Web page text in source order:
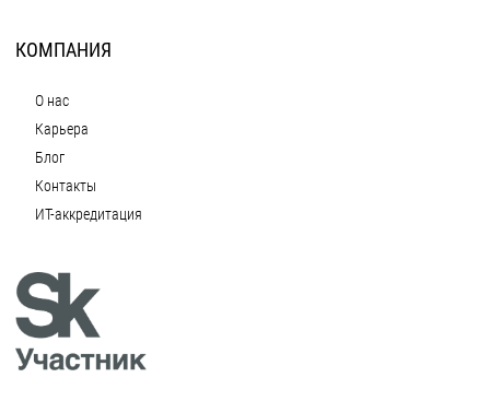
КОМПАНИЯ
О нас
Карьера
Блог
Контакты
ИТ-аккредитация